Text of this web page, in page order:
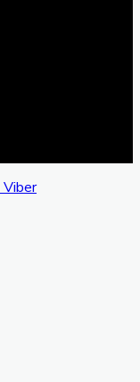
Viber